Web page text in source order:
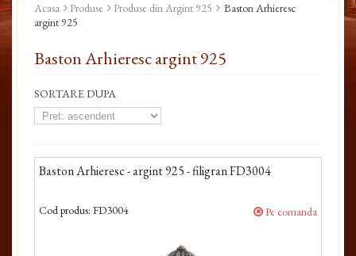
Acasa Produse Produse din Argint 925
Baston Arhieresc
argint 925
Baston Arhieresc argint 925
SORTARE DUPA
Baston Arhieresc - argint 925 - filigran FD3004
Cod produs: FD3004 Pe comanda